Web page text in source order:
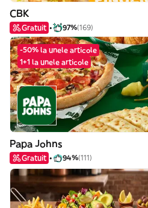
CBK
Gratuit 97%(169)
-50% la unele articole
1+1 la unele articole
Papa Johns
Gratuit 94%(111)